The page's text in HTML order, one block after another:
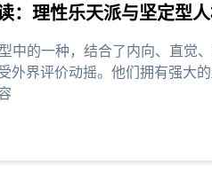
理性乐天派与坚定型
的一种，结合了内向、直觉
外界评价动摇。他们拥有强大